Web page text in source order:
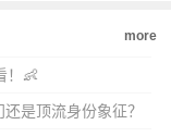
more
！👶
是顶流身份象征？